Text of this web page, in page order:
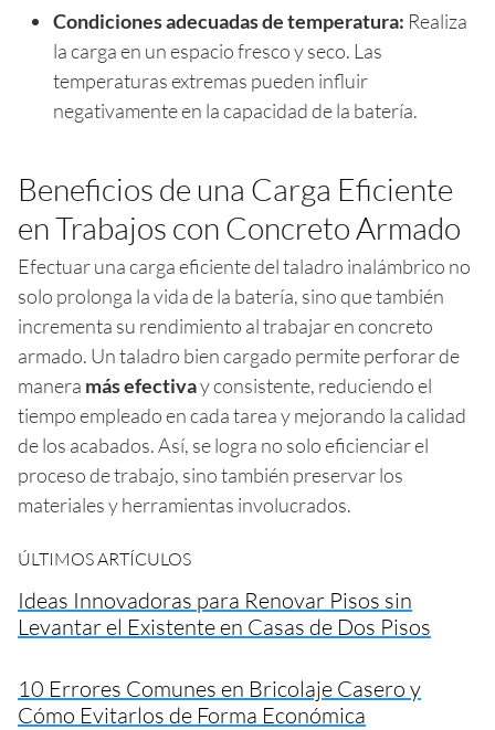
Condiciones adecuadas de temperatura: Realiza
la carga en un espacio fresco y seco. Las
temperaturas extremas pueden influir
negativamente en la capacidad de la batería.
Beneficios de una Carga Eficiente
en Trabajos con Concreto Armado
Efectuar una carga eficiente del taladro inalámbrico no
solo prolonga la vida de la batería, sino que también
incrementa su rendimiento al trabajar en concreto
armado. Un taladro bien cargado permite perforar de
manera más efectivay consistente, reduciendo el
tiempo empleado en cada tarea y mejorando la calidad
de los acabados. Así, se logra no solo eficienciar el
proceso de trabajo, sino también preservar los
materiales y herramientas involucrados.
ÚLTIMOS ARTÍCULOS
Ideas Innovadoras para Renovar Pisos sin
Levantar el Existente en Casas de Dos Pisos
10 Errores Comunes en Bricolaje Casero y
Cómo Evitarlos de Forma Económica